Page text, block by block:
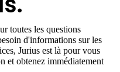
toutes les questions
d'informations sur les
Jurius est là pour vous
et obtenez immédiatement